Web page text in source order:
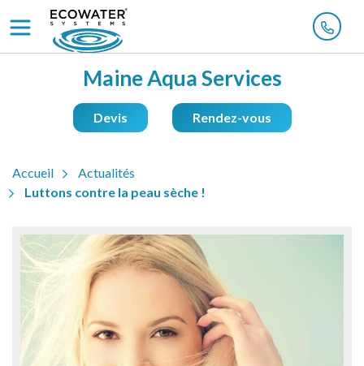
Maine Aqua Services
Devis Rendez-vous
Accueil
Actualités
Luttons contre la peau sèche !